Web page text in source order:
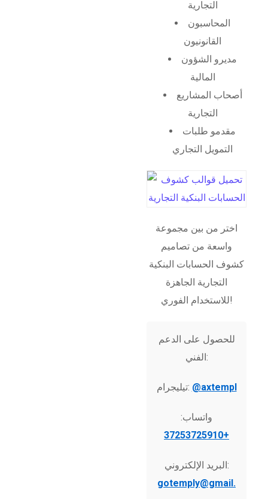
التجارية
المحاسبون
القانونيون
مديرو الشؤون
المالية
أصحاب المشاريع
التجارية
مقدمو طلبات
التمويل التجاري
اختر من بين مجموعة
واسعة من تصاميم
كشوف الحسابات البنكية
التجارية الجاهزة
للاستخدام الفوري!
للحصول على الدعم
الفني:
تيليجرام: @axtempl
واتساب:
+37253725910
البريد الإلكتروني:
gotemply@gmail.